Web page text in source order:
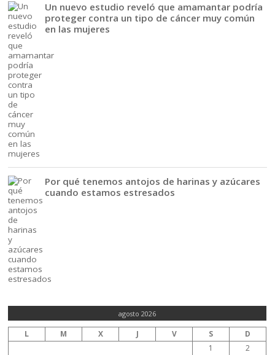
Un nuevo estudio reveló que amamantar podría
proteger contra un tipo de cáncer muy común
en las mujeres
Por qué tenemos antojos de harinas y azúcares
cuando estamos estresados
agosto 2026
L M X J V S
D
1
2